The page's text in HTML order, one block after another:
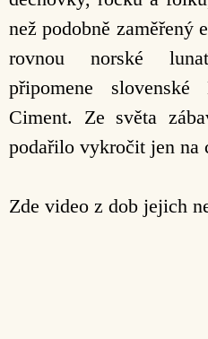
než podobně zaměřený
rovnou norské
připomene
Ciment. Ze světa
podařilo vykročit jen na
Zde video z dob jejich